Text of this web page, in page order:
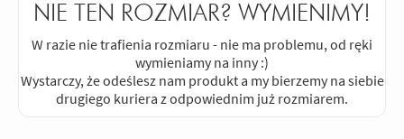
NIE TEN ROZMIAR? WYMIENIMY!
W razie nie trafienia rozmiaru - nie ma problemu, od ręki
wymieniamy na inny :)
Wystarczy, że odeślesz nam produkt a my bierzemy na siebie
drugiego kuriera z odpowiednim już rozmiarem.